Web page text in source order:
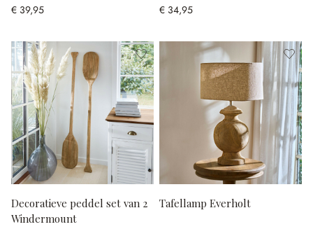
€ 39,95 € 34,95
Decoratieve peddel set van 2
Windermount
Tafellamp Everholt